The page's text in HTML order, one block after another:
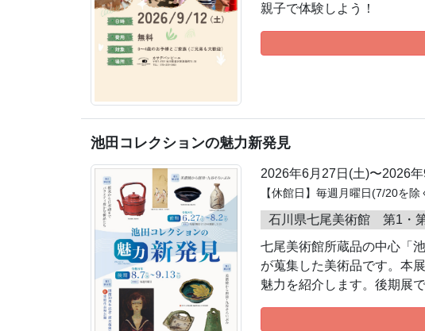
親子で体験しよう！
池田コレクションの魅力新発見
2026年6月27日(土)〜2026
【休館日】毎週月曜日(7/20を
石川県七尾美術館 第1・
七尾美術館所蔵品の中心「
が蒐集した美術品です。本
魅力を紹介します。後期展